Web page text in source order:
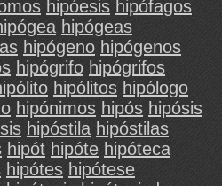
hipóesis hipófagos
hipógeas
hipógeno hipógenos
hipógrifo hipógrifos
hipólitos hipólogo
hipónimos hipós hipósis
hipóstila hipóstilas
hipót hipóte hipóteca
hipótes hipótese